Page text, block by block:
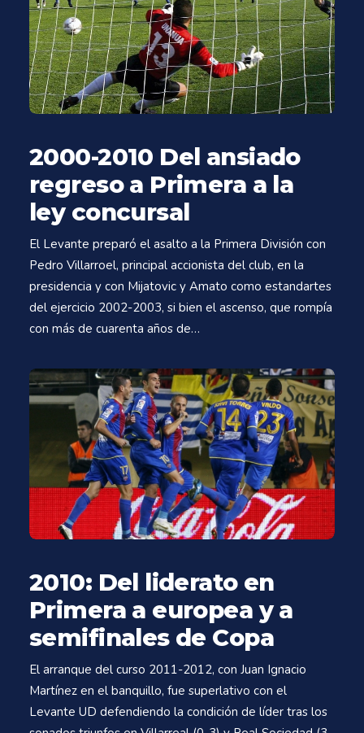
2000-2010 Del ansiado
regreso a Primera a la
ley concursal
El Levante preparó el asalto a la Primera División con
Pedro Villarroel, principal accionista del club, en la
presidencia y con Mijatovic y Amato como estandartes
del ejercicio 2002-2003, si bien el ascenso, que rompía
con más de cuarenta años de…
2010: Del liderato en
Primera a europea y a
semifinales de Copa
El arranque del curso 2011-2012, con Juan Ignacio
Martínez en el banquillo, fue superlativo con el
Levante UD defendiendo la condición de líder tras los